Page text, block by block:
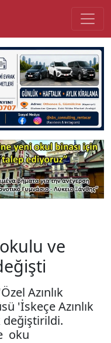
ve
Azınlık
'İskeçe Azınlık
değiştirildi.
oku